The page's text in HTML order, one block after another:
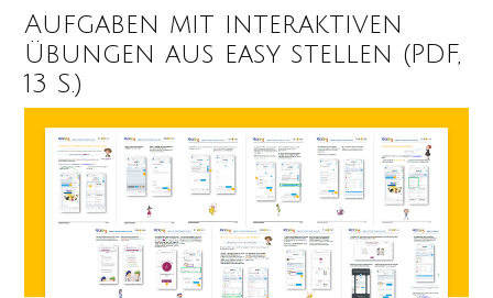
Aufgaben mit interaktiven
Übungen aus easy stellen (PDF,
13 S.)